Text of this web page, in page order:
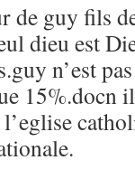
de guy fils
dieu est
n’est
15%.docn